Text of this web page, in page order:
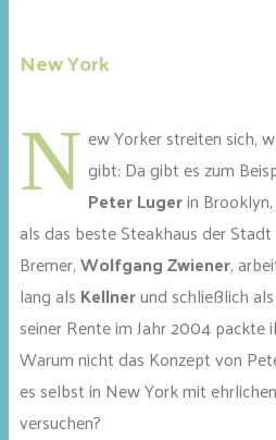
New York
N ew Yorker streiten sich,
gibt: Da gibt es zum
Peter Lugerin
als das beste Steakhaus der
Bremer,Wolfgang Zwiener,
lang als Kellnerund schließlich
seiner Rente im Jahr 2004 packte
Warum nicht das Konzept von
es selbst in New York mit
versuchen?